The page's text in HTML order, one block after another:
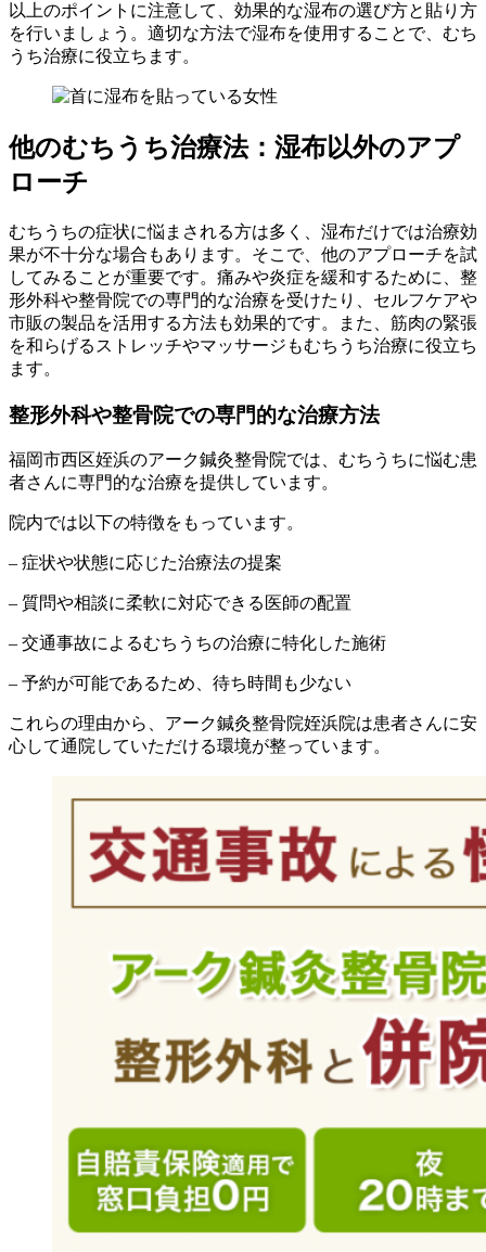
以上のポイントに注意して、効果的な湿布の選び方と貼り方
を行いましょう。適切な方法で湿布を使用することで、むち
うち治療に役立ちます。
他のむちうち治療法：湿布以外のアプ
ローチ
むちうちの症状に悩まされる方は多く、湿布だけでは治療効
果が不十分な場合もあります。そこで、他のアプローチを試
してみることが重要です。痛みや炎症を緩和するために、整
形外科や整骨院での専門的な治療を受けたり、セルフケアや
市販の製品を活用する方法も効果的です。また、筋肉の緊張
を和らげるストレッチやマッサージもむちうち治療に役立ち
ます。
整形外科や整骨院での専門的な治療方法
福岡市西区姪浜のアーク鍼灸整骨院では、むちうちに悩む患
者さんに専門的な治療を提供しています。
院内では以下の特徴をもっています。
– 症状や状態に応じた治療法の提案
– 質問や相談に柔軟に対応できる医師の配置
– 交通事故によるむちうちの治療に特化した施術
– 予約が可能であるため、待ち時間も少ない
これらの理由から、アーク鍼灸整骨院姪浜院は患者さんに安
心して通院していただける環境が整っています。